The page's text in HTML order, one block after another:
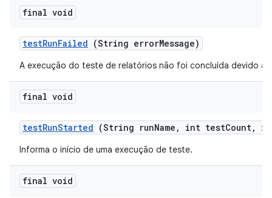
final void
testRunFailed (String errorMessage)
A execução do teste de relatórios não foi concluída devido a
final void
testRunStarted (String runName , int testCount,
Informa o início de uma execução de teste.
final void